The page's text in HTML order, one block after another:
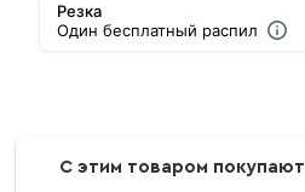
Резка
Один бесплатный распил
С этим товаром покупают